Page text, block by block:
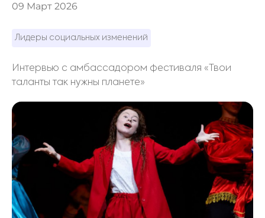
09 Март 2026
Лидеры социальных изменений
Интервью с амбассадором фестиваля «Твои
таланты так нужны планете»